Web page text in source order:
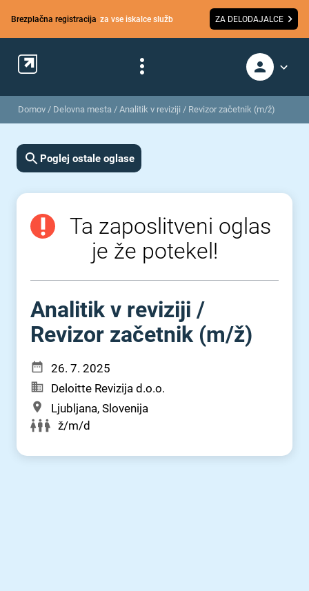
Brezplačna registracija za vse iskalce služb ZA DELODAJALCE
Domov / Delovna mesta / Analitik v reviziji / Revizor začetnik (m/ž)
Poglej ostale oglase
Ta zaposlitveni oglas
je že potekel!
Analitik v reviziji ⁠/⁠
Revizor začetnik (m⁠/⁠ž)
26. 7. 2025
Deloitte Revizija d.o.o.
Ljubljana, Slovenija
ž/m/d